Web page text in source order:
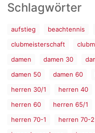
Schlagwörter
aufstieg beachtennis
clubmeisterschaft
damen
damen 30
damen 50
damen 60
herren 30/1
herren 40
herren 60
herren 65/1
herren 70-1
herren 70-2